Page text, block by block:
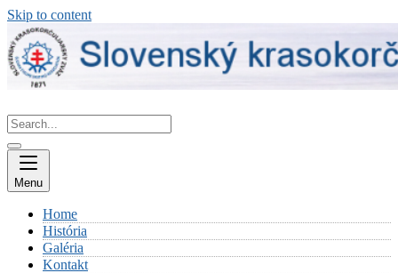
Skip to content
Menu
Home
História
Galéria
Kontakt